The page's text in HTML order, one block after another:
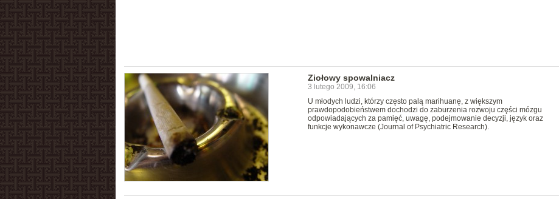
Ziołowy spowalniacz
3 lutego 2009, 16:06
U młodych ludzi, którzy często palą marihuanę, z większym
prawdopodobieństwem dochodzi do zaburzenia rozwoju części mózgu
odpowiadających za pamięć, uwagę, podejmowanie decyzji, język oraz
funkcje wykonawcze (Journal of Psychiatric Research).